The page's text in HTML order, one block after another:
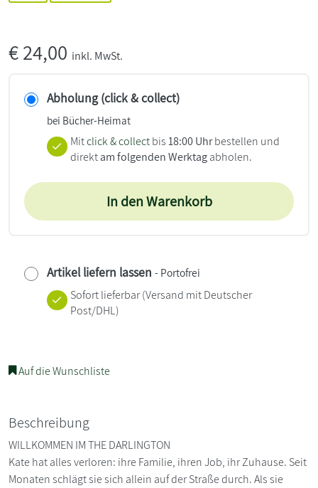
€24,00 inkl. MwSt.
Abholung (click & collect)
bei Bücher-Heimat
Mitclick & collect bis18:00 Uhrbestellen und
direktam folgenden Werktagabholen.
In den Warenkorb
Artikel liefern lassen - Portofrei
Sofort lieferbar(Versand mit Deutscher
Post/DHL)
Auf die Wunschliste
Beschreibung
WILLKOMMEN IM THE DARLINGTON
Kate hat alles verloren: ihre Familie, ihren Job, ihr Zuhause. Seit
Monaten schlägt sie sich allein auf der Straße durch. Als sie